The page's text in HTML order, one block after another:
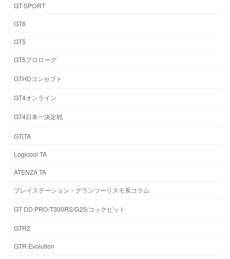
GT SPORT
GT6
GT5
GT5プロローグ
GTHDコンセプト
GT4オンライン
GT4日本一決定戦
GT|TA
Logicool TA
ATENZA TA
プレイステーション・グランツーリスモ系コラム
GT DD PRO/T300RS/G25/コックピット
GTR2
GTR Evolution